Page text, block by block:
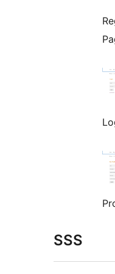
SSS